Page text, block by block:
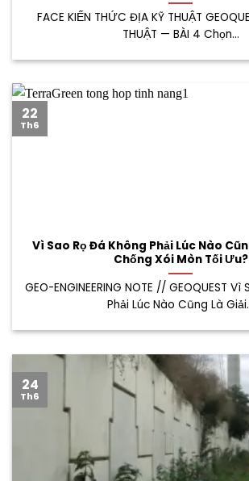
FACE KIẾN THỨC ĐỊA KỸ THUẬT
THUẬT — BÀI 4 Chọn...
Vì Sao Rọ Đá Không Phải Lúc Nào
Chống Xói Mòn Tối Ưu?
GEO-ENGINEERING NOTE // GEOQUEST
Phải Lúc Nào Cũng Là
22
Th6
24
Th6